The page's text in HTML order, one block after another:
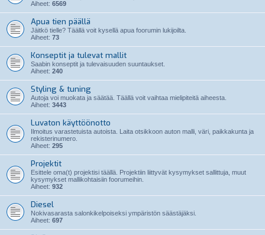
Aiheet: 6569
Apua tien päällä
Jäitkö tielle? Täällä voit kysellä apua foorumin lukijoilta.
Aiheet: 73
Konseptit ja tulevat mallit
Saabin konseptit ja tulevaisuuden suuntaukset.
Aiheet: 240
Styling & tuning
Autoja voi muokata ja säätää. Täällä voit vaihtaa mielipiteitä aiheesta.
Aiheet: 3443
Luvaton käyttöönotto
Ilmoitus varastetuista autoista. Laita otsikkoon auton malli, väri, paikkakunta ja
rekisterinumero.
Aiheet: 295
Projektit
Esittele oma(t) projektisi täällä. Projektiin liittyvät kysymykset sallittuja, muut
kysymykset mallikohtaisiin foorumeihin.
Aiheet: 932
Diesel
Nokivasarasta salonkikelpoiseksi ympäristön säästäjäksi.
Aiheet: 697